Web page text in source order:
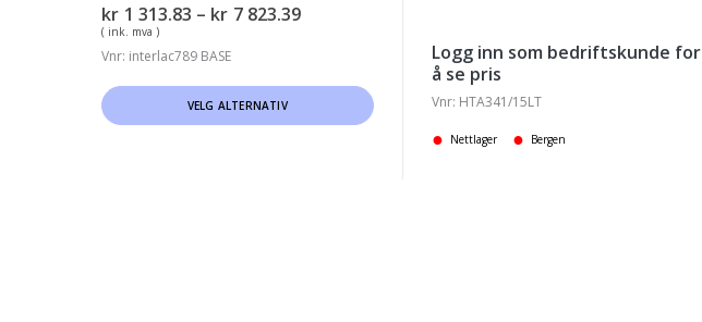
kr 1 313.83 – kr 7 823.39Prisområde:
823.39
( ink. mva )
Vnr: interlac789 BASE
VELG ALTERNATIV
Dette
produktet
Logg inn som bedriftskunde for
å se pris
Vnr: HTA341/15LT
Nettlager Bergen